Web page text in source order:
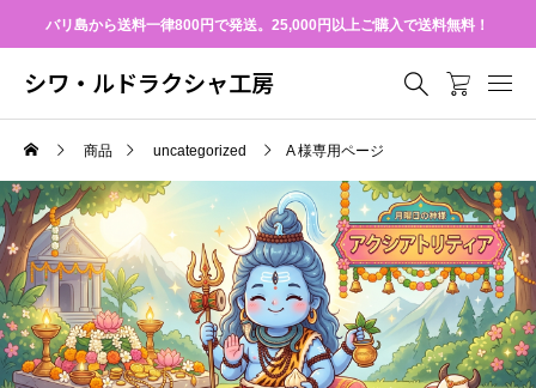
バリ島から送料一律800円で発送。25,000円以上ご購入で送料無料！
シワ・ルドラクシャ工房
商品 uncategorized A 様専用ページ